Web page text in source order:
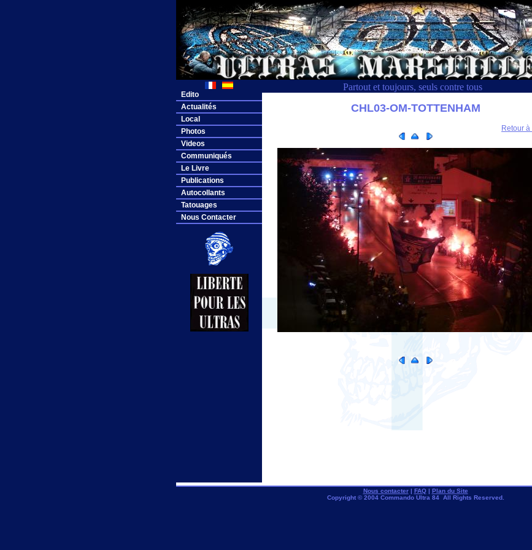
Partout et toujours, seuls contre tous
Edito
Actualités
Local
Photos
Videos
Communiqués
Le Livre
Publications
Autocollants
Tatouages
Nous Contacter
CHL03-OM-TOTTENHAM
Retour
Nous contacter| FAQ| Plan du Site
Copyright © 2004 Commando Ultra 84 All Rights Reserved.